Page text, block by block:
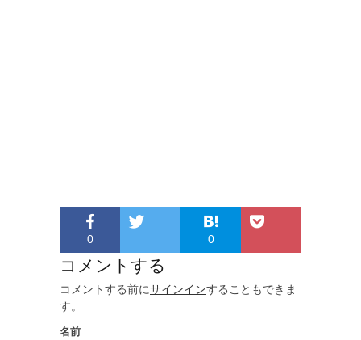
0 0
コメントする
コメントする前にサインインすることもできま
す。
名前